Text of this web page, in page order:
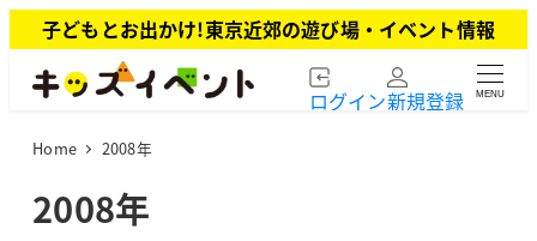
イ
子どもとお出かけ!東京近郊の遊び場・イベント情報
ログイン新規登録 MENU
Home 2008年
2008年